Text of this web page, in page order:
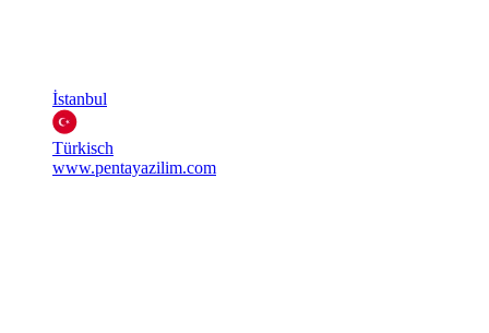
İstanbul
Türkisch
www.pentayazilim.com